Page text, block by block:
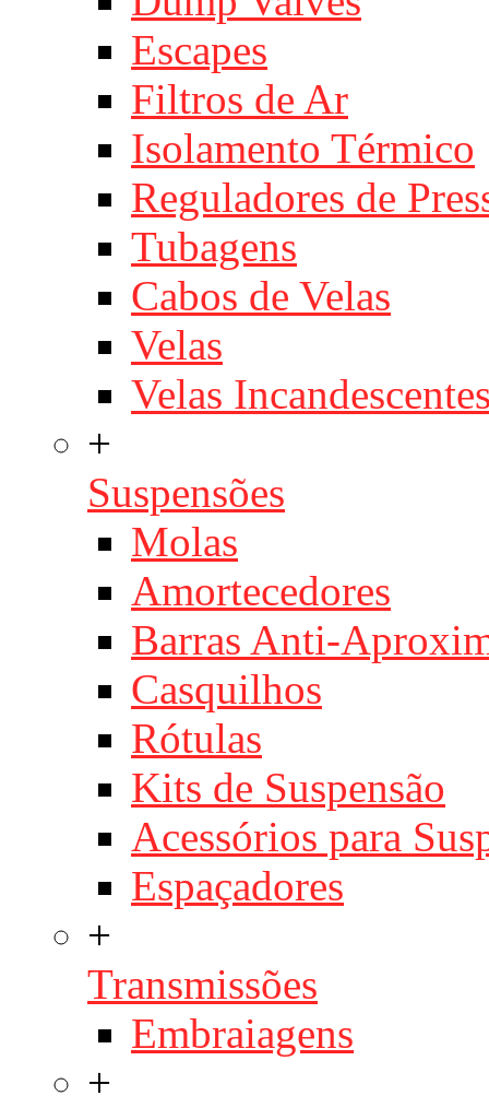
Escapes
Filtros de Ar
Isolamento Térmico
Reguladores de
Tubagens
Cabos de Velas
Velas
Velas
+
Suspensões
Molas
Amortecedores
Barras Anti-
Casquilhos
Rótulas
Kits de Suspensão
Acessórios para
Espaçadores
+
Transmissões
Embraiagens
+